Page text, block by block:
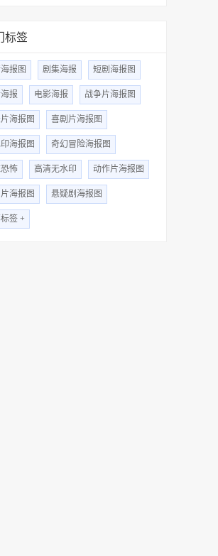
标签
报图 剧集海报 短剧海报图
报 电影海报 战争片海报图
海报图 喜剧片海报图
海报图 奇幻冒险海报图
怖 高清无水印 动作片海报图
海报图 悬疑剧海报图
签 +